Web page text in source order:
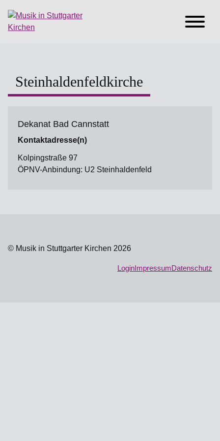
Steinhaldenfeldkirche
Dekanat Bad Cannstatt
Kontaktadresse(n)
Kolpingstraße 97
ÖPNV-Anbindung: U2 Steinhaldenfeld
© Musik in Stuttgarter Kirchen 2026
LoginImpressumDatenschutz